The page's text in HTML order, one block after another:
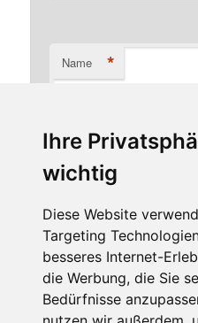
Ihre
wichtig
Diese Website
Targeting
besseres Internet-
die Werbung, die Sie
Bedürfnisse
Name *
E-Mail-Adresse *
Website